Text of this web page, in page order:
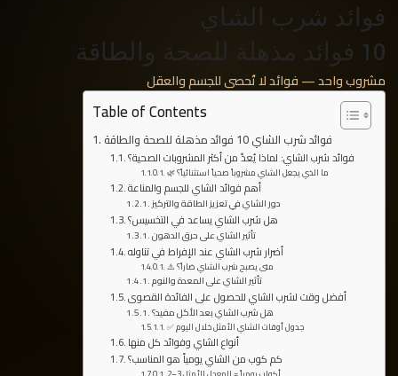
فوائد شرب الشاي
10 فوائد مذهلة للصحة والطاقة
مشروب واحد — فوائد لا تُحصى للجسم والعقل
Table of Contents
فوائد شرب الشاي 10 فوائد مذهلة للصحة والطاقة
فوائد شرب الشاي: لماذا يُعدّ من أكثر المشروبات الصحية؟
🌿 ما الذي يجعل الشاي مشروباً صحياً استثنائياً؟
أهم فوائد الشاي للجسم والمناعة
دور الشاي في تعزيز الطاقة والتركيز
هل شرب الشاي يساعد في التخسيس؟
تأثير الشاي على حرق الدهون
أضرار شرب الشاي عند الإفراط في تناوله
⚠️ متى يصبح شرب الشاي ضاراً؟
تأثير الشاي على المعدة والنوم
أفضل وقت لشرب الشاي للحصول على الفائدة القصوى
هل شرب الشاي بعد الأكل مفيد؟
✅ جدول أوقات الشاي الأمثل خلال اليوم
أنواع الشاي وفوائد كل منها
كم كوب من الشاي يومياً هو المناسب؟